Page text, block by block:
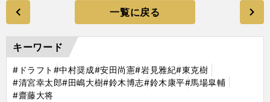
一覧に戻る
キーワード
#ドラフト #中村奨成#安田尚憲#岩見雅紀#東克樹
#清宮幸太郎#田嶋大樹#鈴木博志#鈴木康平#馬場皐輔
#齋藤大将